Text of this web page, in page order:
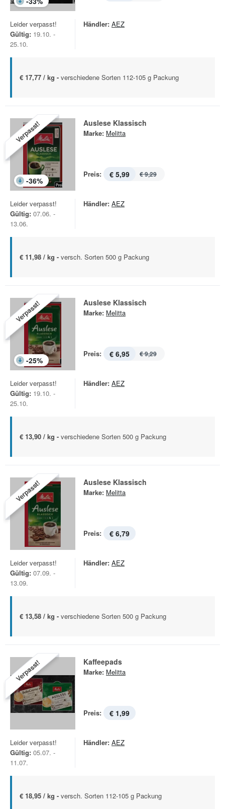
Leider verpasst!
Gültig: 19.10. -
25.10.
Händler: AEZ
€ 17,77 / kg - verschiedene Sorten 112-105 g Packung
Verpasst!
-36%
Auslese Klassisch
Marke: Melitta
Preis: € 5,99 € 9,29
Leider verpasst!
Gültig: 07.06. -
13.06.
Händler: AEZ
€ 11,98 / kg - versch. Sorten 500 g Packung
Verpasst!
-25%
Auslese Klassisch
Marke: Melitta
Preis: € 6,95 € 9,29
Leider verpasst!
Gültig: 19.10. -
25.10.
Händler: AEZ
€ 13,90 / kg - verschiedene Sorten 500 g Packung
Verpasst! Auslese Klassisch
Marke: Melitta
Preis: € 6,79
Leider verpasst!
Gültig: 07.09. -
13.09.
Händler: AEZ
€ 13,58 / kg - verschiedene Sorten 500 g Packung
Verpasst! Kaffeepads
Marke: Melitta
Preis: € 1,99
Leider verpasst!
Gültig: 05.07. -
11.07.
Händler: AEZ
€ 18,95 / kg - versch. Sorten 112-105 g Packung